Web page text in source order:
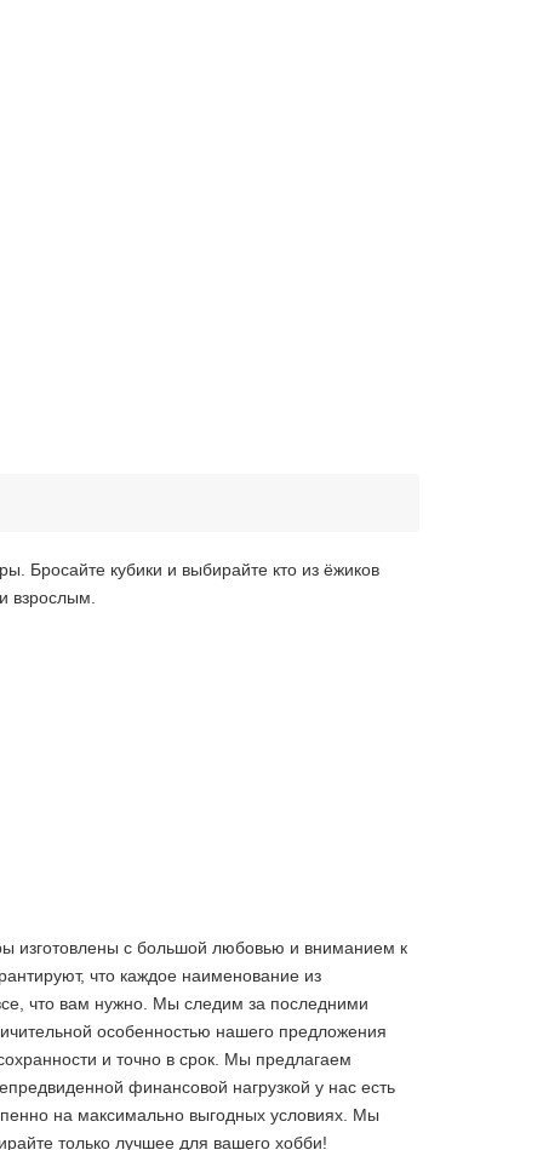
Бросайте кубики и выбирайте кто из ёжиков
взрослым.
изготовлены с большой любовью и вниманием к
что каждое наименование из
что вам нужно. Мы следим за последними
особенностью нашего предложения
и точно в срок. Мы предлагаем
финансовой нагрузкой у нас есть
на максимально выгодных условиях. Мы
только лучшее для вашего хобби!